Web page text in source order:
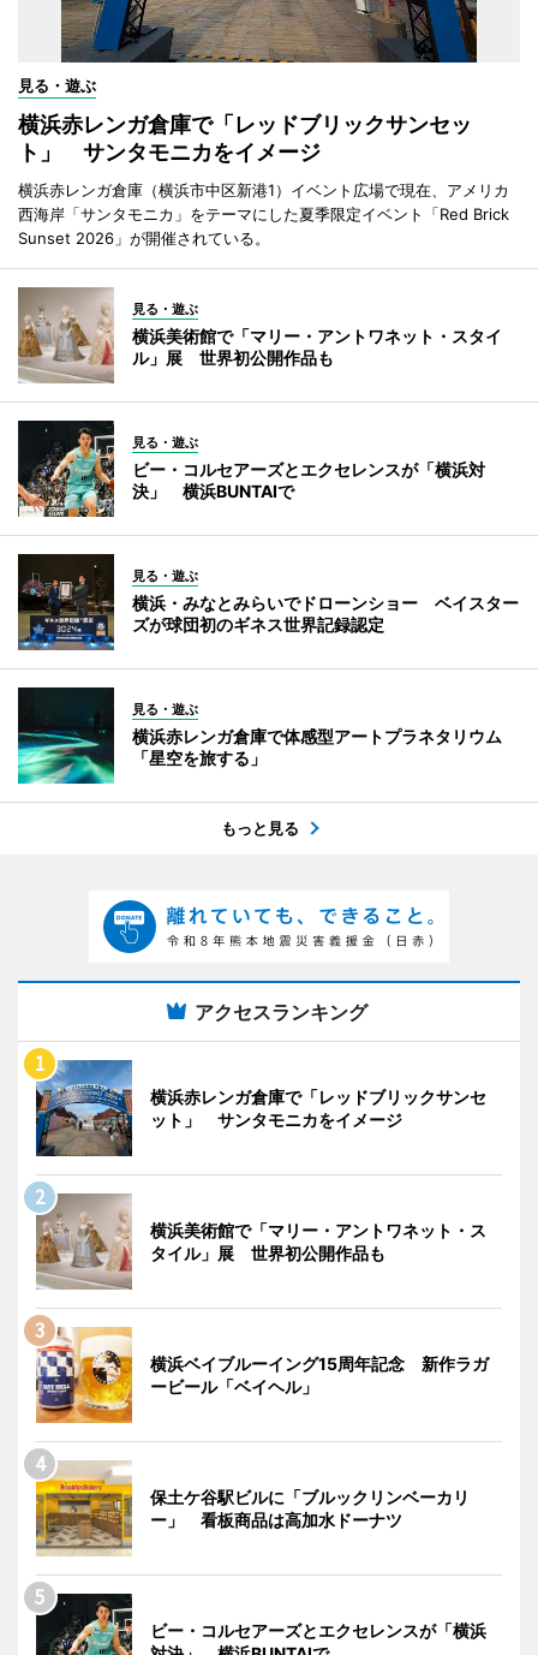
見る・遊ぶ
横浜赤レンガ倉庫で「レッドブリックサンセッ
ト」 サンタモニカをイメージ
横浜赤レンガ倉庫（横浜市中区新港1）イベント広場で現在、アメリカ
西海岸「サンタモニカ」をテーマにした夏季限定イベント「Red Brick
Sunset 2026」が開催されている。
見る・遊ぶ
横浜美術館で「マリー・アントワネット・スタイ
ル」展 世界初公開作品も
見る・遊ぶ
ビー・コルセアーズとエクセレンスが「横浜対
決」 横浜BUNTAIで
見る・遊ぶ
横浜・みなとみらいでドローンショー ベイスター
ズが球団初のギネス世界記録認定
見る・遊ぶ
横浜赤レンガ倉庫で体感型アートプラネタリウム
「星空を旅する」
もっと見る
アクセスランキング
横浜赤レンガ倉庫で「レッドブリックサンセ
ット」 サンタモニカをイメージ
横浜美術館で「マリー・アントワネット・ス
タイル」展 世界初公開作品も
横浜ベイブルーイング15周年記念 新作ラガ
ービール「ベイヘル」
保土ケ谷駅ビルに「ブルックリンベーカリ
ー」 看板商品は高加水ドーナツ
ビー・コルセアーズとエクセレンスが「横浜